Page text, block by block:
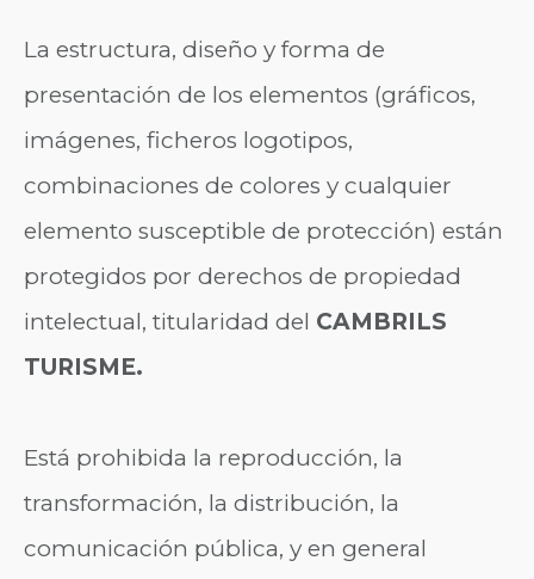
La estructura, diseño y forma de
presentación de los elementos (gráficos,
imágenes, ficheros logotipos,
combinaciones de colores y cualquier
elemento susceptible de protección) están
protegidos por derechos de propiedad
intelectual, titularidad del CAMBRILS
TURISME.
Está prohibida la reproducción, la
transformación, la distribución, la
comunicación pública, y en general